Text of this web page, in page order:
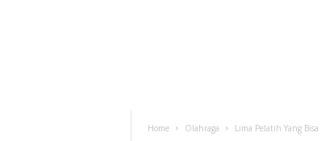
Home Olahraga Lima Pelatih Yang